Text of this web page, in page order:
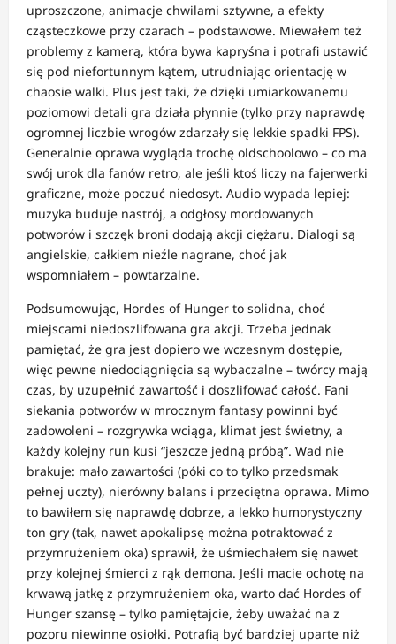
uproszczone, animacje chwilami sztywne, a efekty
cząsteczkowe przy czarach – podstawowe. Miewałem też
problemy z kamerą, która bywa kapryśna i potrafi ustawić
się pod niefortunnym kątem, utrudniając orientację w
chaosie walki. Plus jest taki, że dzięki umiarkowanemu
poziomowi detali gra działa płynnie (tylko przy naprawdę
ogromnej liczbie wrogów zdarzały się lekkie spadki FPS).
Generalnie oprawa wygląda trochę oldschoolowo – co ma
swój urok dla fanów retro, ale jeśli ktoś liczy na fajerwerki
graficzne, może poczuć niedosyt. Audio wypada lepiej:
muzyka buduje nastrój, a odgłosy mordowanych
potworów i szczęk broni dodają akcji ciężaru. Dialogi są
angielskie, całkiem nieźle nagrane, choć jak
wspomniałem – powtarzalne.
Podsumowując, Hordes of Hunger to solidna, choć
miejscami niedoszlifowana gra akcji. Trzeba jednak
pamiętać, że gra jest dopiero we wczesnym dostępie,
więc pewne niedociągnięcia są wybaczalne – twórcy mają
czas, by uzupełnić zawartość i doszlifować całość. Fani
siekania potworów w mrocznym fantasy powinni być
zadowoleni – rozgrywka wciąga, klimat jest świetny, a
każdy kolejny run kusi “jeszcze jedną próbą”. Wad nie
brakuje: mało zawartości (póki co to tylko przedsmak
pełnej uczty), nierówny balans i przeciętna oprawa. Mimo
to bawiłem się naprawdę dobrze, a lekko humorystyczny
ton gry (tak, nawet apokalipsę można potraktować z
przymrużeniem oka) sprawił, że uśmiechałem się nawet
przy kolejnej śmierci z rąk demona. Jeśli macie ochotę na
krwawą jatkę z przymrużeniem oka, warto dać Hordes of
Hunger szansę – tylko pamiętajcie, żeby uważać na z
pozoru niewinne osiołki. Potrafią być bardziej uparte niż